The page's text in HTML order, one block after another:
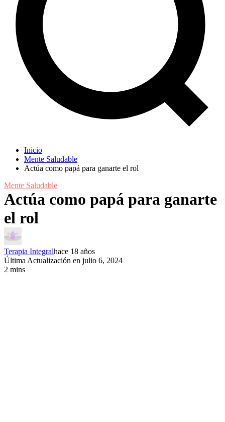
Inicio
Mente Saludable
Actúa como papá para ganarte el rol
Mente Saludable
Actúa como papá para ganarte
el rol
Terapia Integralhace 18 años
Última Actualización en julio 6, 2024
2 mins